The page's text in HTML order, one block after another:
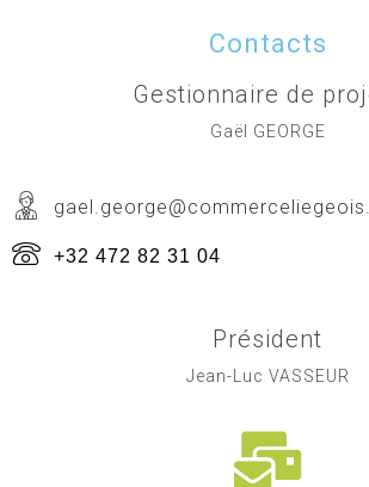
Contacts
Gestionnaire de
Gaël GEORGE
+32 472 82 31 04
Président
Jean-Luc VASSEUR